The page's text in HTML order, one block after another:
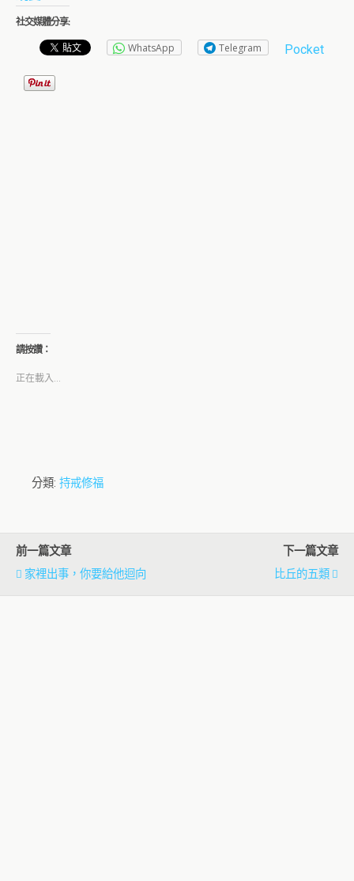
社交媒體分享:
WhatsApp Telegram Pocket
請按讚：
正在載入...
分類: 持戒修福
前一篇文章
家裡出事，你要給他迴向
下一篇文章
比丘的五類